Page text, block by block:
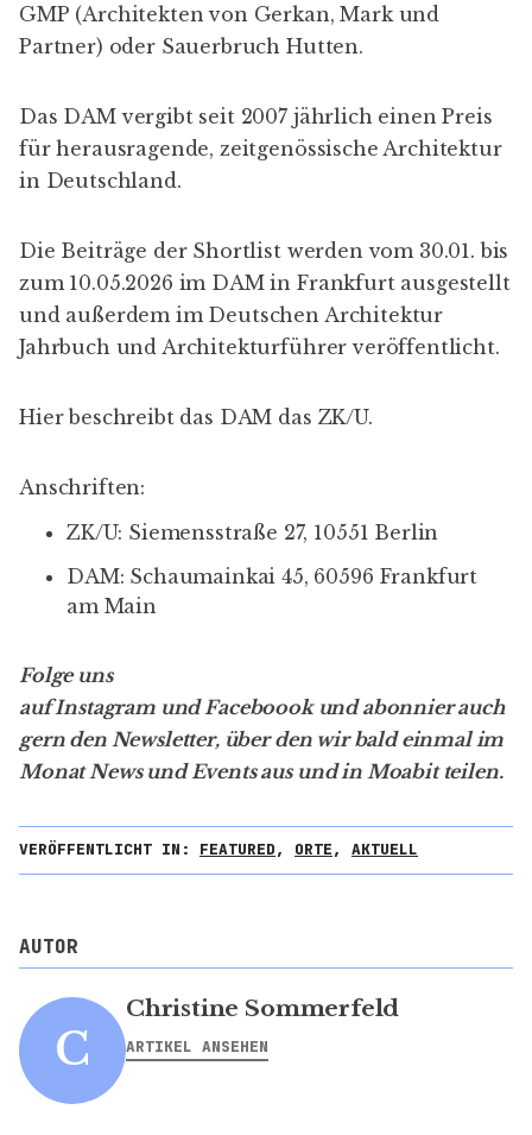
GMP (Architekten von Gerkan, Mark und
Partner) oder Sauerbruch Hutten.
Das DAM vergibt seit 2007 jährlich einen Preis
für herausragende, zeitgenössische Architektur
in Deutschland.
Die Beiträge der Shortlist werden vom 30.01. bis
zum 10.05.2026 im DAM in Frankfurt ausgestellt
und außerdem im Deutschen Architektur
Jahrbuch und Architekturführer veröffentlicht.
Hier beschreibt das DAM das ZK/U.
Anschriften:
ZK/U: Siemensstraße 27, 10551 Berlin
DAM: Schaumainkai 45, 60596 Frankfurt
am Main
Folge uns
aufInstagramund Faceboookundabonnier auch
gern den Newsletter, über den wir bald einmal im
Monat News und Events aus und in Moabit teilen.
VERÖFFENTLICHT IN: FEATURED, ORTE, AKTUELL
AUTOR
C
Christine Sommerfeld
ARTIKEL ANSEHEN